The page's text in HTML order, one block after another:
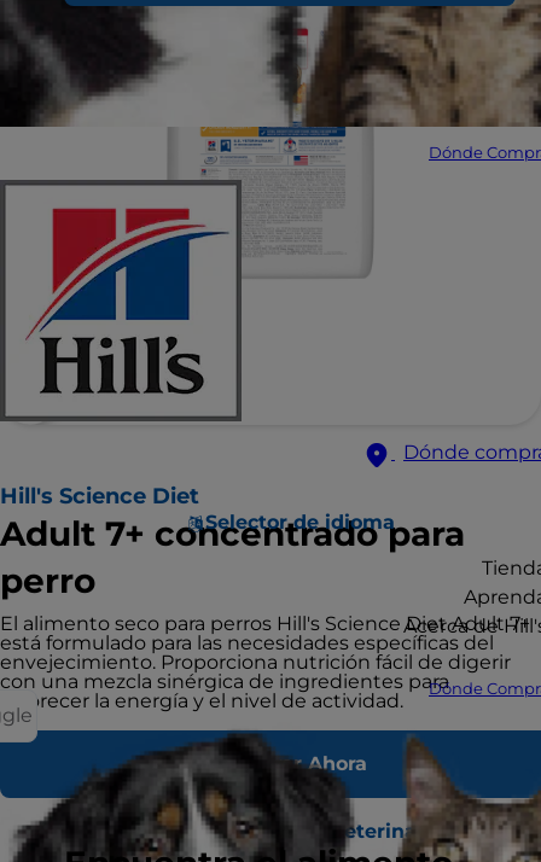
Dónde
Dónde
Selector de idioma
Acerca de
Dónde
Hill's Science Diet
Adult 7+ concentrado para
perro
El alimento seco para perros Hill's Science Diet Adult 7+
está formulado para las necesidades específicas del
envejecimiento. Proporciona nutrición fácil de digerir
con una mezcla sinérgica de ingredientes para
favorecer la energía y el nivel de actividad.
Comprar Ahora
Encontrar un refugio o veterinario